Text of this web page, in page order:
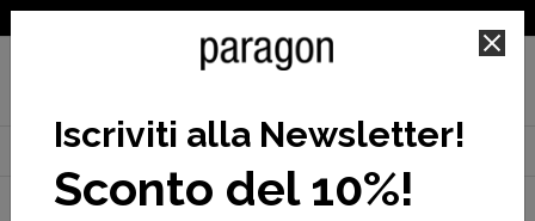
Home Donna Calzature Platform e Tacchi Pescura sarah
Iscriviti alla Newsletter!
Sconto del 10%!